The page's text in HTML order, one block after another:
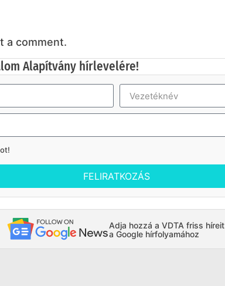
a comment.
Alapítvány hírlevelére!
!
FELIRATKOZÁS
Adja hozzá a VDTA friss híreit
a Google hírfolyamához